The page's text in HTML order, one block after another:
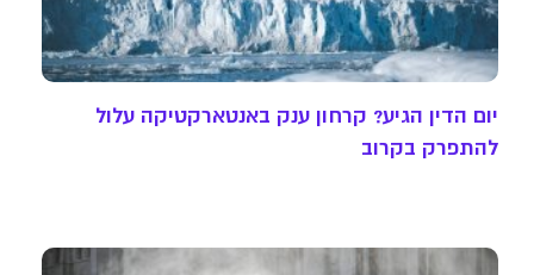
יום הדין הגיע? קרחון ענק באנטארקטיקה עלול
להתפרק בקרוב